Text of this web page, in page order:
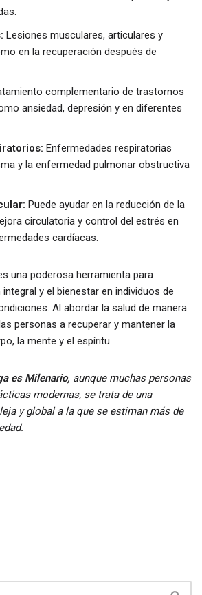
Lesiones musculares, articulares y
en la recuperación después de
complementario de trastornos
ansiedad, depresión y en diferentes
Enfermedades respiratorias
y la enfermedad pulmonar obstructiva
Puede ayudar en la reducción de la
circulatoria y control del estrés en
cardíacas.
una poderosa herramienta para
y el bienestar en individuos de
Al abordar la salud de manera
personas a recuperar y mantener la
la mente y el espíritu.
es Milenario, aunque muchas personas
modernas, se trata de una
y global a la que se estiman más de